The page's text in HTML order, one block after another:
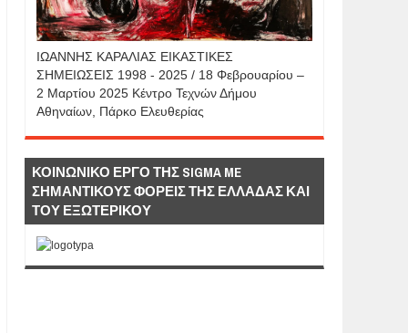
IΩΑΝΝΗΣ KAΡΑΛΙΑΣ ΕΙΚΑΣΤΙΚΕΣ
ΣΗΜΕΙΩΣΕΙΣ 1998 - 2025 / 18 Φεβρουαρίου –
2 Μαρτίου 2025 Κέντρο Τεχνών Δήμου
Αθηναίων, Πάρκο Ελευθερίας
ΚΟΙΝΩΝΙΚΟ ΕΡΓΟ ΤΗΣ SIGMA ME
ΣΗΜΑΝΤΙΚΟΥΣ ΦΟΡΕΙΣ ΤΗΣ ΕΛΛΑΔΑΣ ΚΑΙ
ΤΟΥ ΕΞΩΤΕΡΙΚΟΥ